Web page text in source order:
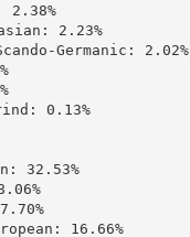
2.23%
Germanic: 2.02%
0.13%
32.53%
16.66%